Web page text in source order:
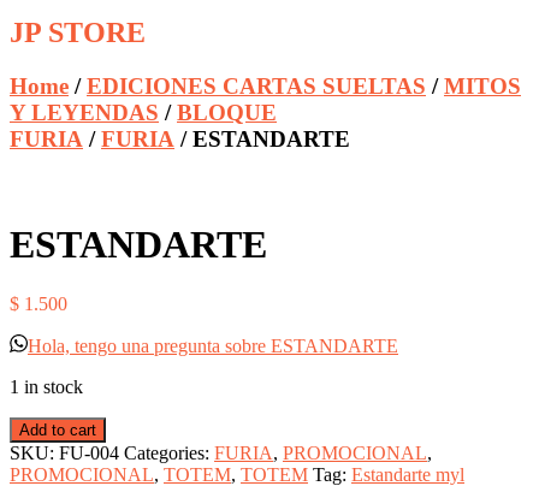
JP STORE
Home /EDICIONES CARTAS SUELTAS /MITOS
Y LEYENDAS /BLOQUE
FURIA /FURIA / ESTANDARTE
ESTANDARTE
$ 1.500
Hola, tengo una pregunta sobre ESTANDARTE
1 in stock
Add to cart
SKU: FU-004 Categories: FURIA, PROMOCIONAL,
PROMOCIONAL, TOTEM, TOTEM Tag: Estandarte myl